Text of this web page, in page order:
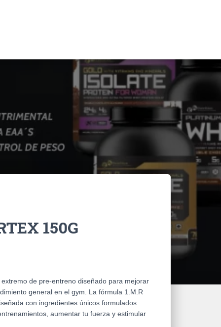
150G
de pre-entreno diseñado para mejorar
general en el gym. La fórmula 1.M.R
con ingredientes únicos formulados
aumentar tu fuerza y estimular